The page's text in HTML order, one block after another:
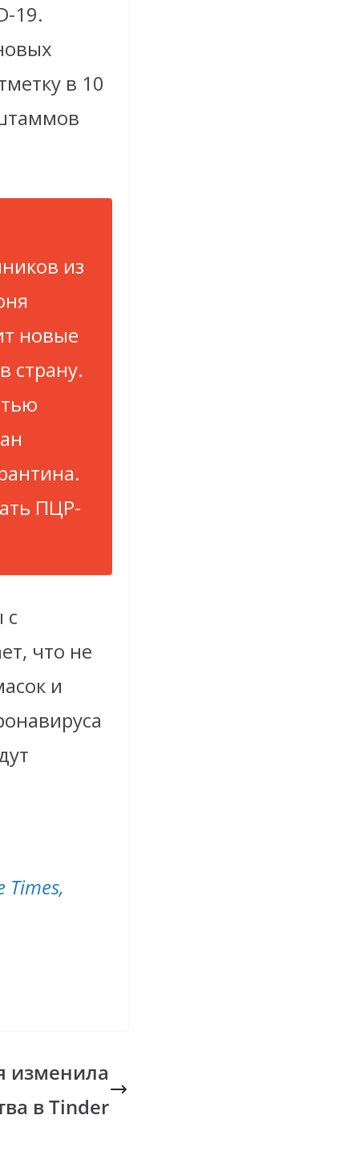
19.
в 10
из
новые
страну.
ПЦР-
с
что не
и
Times,
изменила
в Tinder